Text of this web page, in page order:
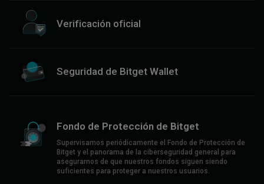
Verificación oficial
Seguridad de Bitget Wallet
Fondo de Protección de Bitget
Supervisamos periódicamente el Fondo de Protección de
Bitget y el panorama de la ciberseguridad general para
asegurarnos de que nuestros fondos siguen siendo
suficientes para proteger a nuestros usuarios.